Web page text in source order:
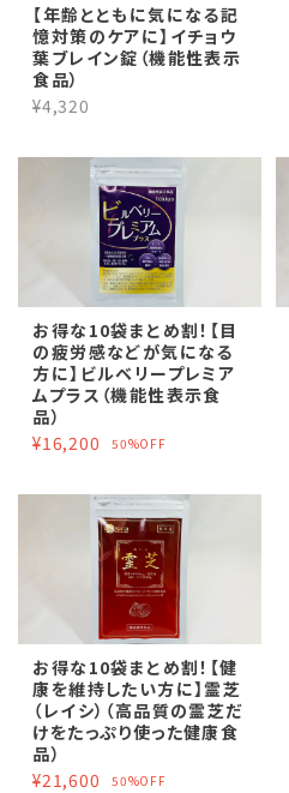
【年齢とともに気になる記
憶対策のケアに】イチョウ
葉ブレイン錠（機能性表示
食品）
¥4,320
お得な10袋まとめ割！【目
の疲労感などが気になる
方に】ビルベリープレミア
ムプラス（機能性表示食
品）
¥16,200
50%OFF
お得な10袋まとめ割！【健
康を維持したい方に】霊芝
（レイシ）（高品質の霊芝だ
けをたっぷり使った健康食
品）
¥21,600
50%OFF